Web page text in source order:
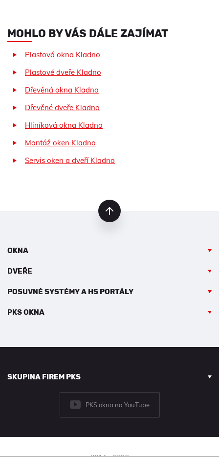
MOHLO BY VÁS DÁLE ZAJÍMAT
Plastová okna Kladno
Plastové dveře Kladno
Dřevěná okna Kladno
Dřevěné dveře Kladno
Hliníková okna Kladno
Montáž oken Kladno
Servis oken a dveří Kladno
OKNA
DVEŘE
POSUVNÉ SYSTÉMY A HS PORTÁLY
PKS OKNA
SKUPINA FIREM PKS
PKS okna na YouTube
2014 - 2026